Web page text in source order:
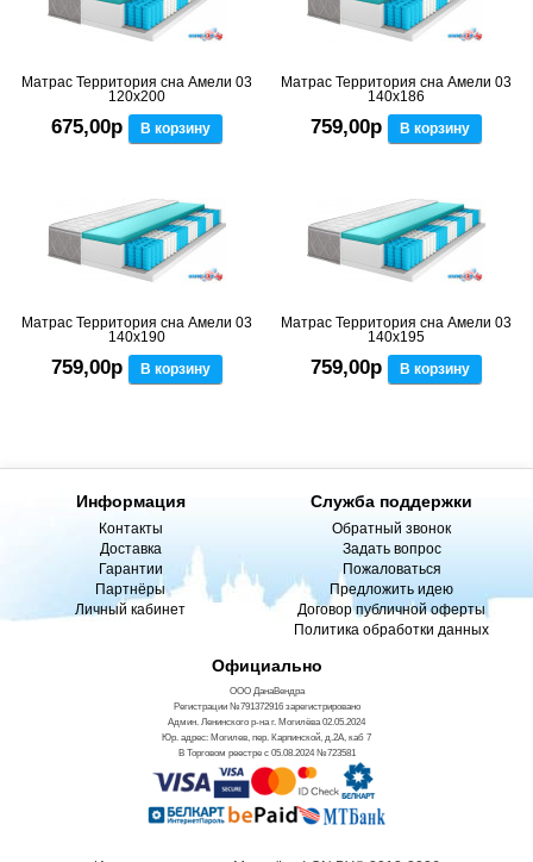
Матрас Территория сна Амели 03
120x200
675,00р В корзину
Матрас Территория сна Амели 03
140x186
759,00р В корзину
Матрас Территория сна Амели 03
140x190
759,00р В корзину
Матрас Территория сна Амели 03
140x195
759,00р В корзину
Информация
Контакты
Доставка
Гарантии
Партнёры
Личный кабинет
Служба поддержки
Обратный звонок
Задать вопрос
Пожаловаться
Предложить идею
Договор публичной оферты
Политика обработки данных
Официально
ООО ДанаВендра
Регистрации №791372916 зарегистрировано
Админ. Ленинского р-на г. Могилёва 02.05.2024
Юр. адрес: Могилев, пер. Карпинской, д.2А, каб 7
В Торговом реестре с 05.08.2024 №723581